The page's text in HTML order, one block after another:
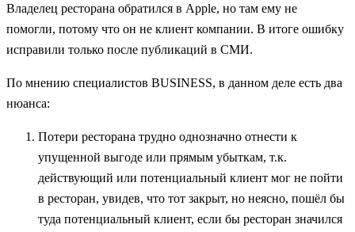
Владелец ресторана обратился в Apple, но там ему не
помогли, потому что он не клиент компании. В итоге ошибку
исправили только после публикаций в СМИ.
По мнению специалистов BUSINESS, в данном деле есть два
нюанса:
Потери ресторана трудно однозначно отнести к
упущенной выгоде или прямым убыткам, т.к.
действующий или потенциальный клиент мог не пойти
в ресторан, увидев, что тот закрыт, но неясно, пошёл бы
туда потенциальный клиент, если бы ресторан значился